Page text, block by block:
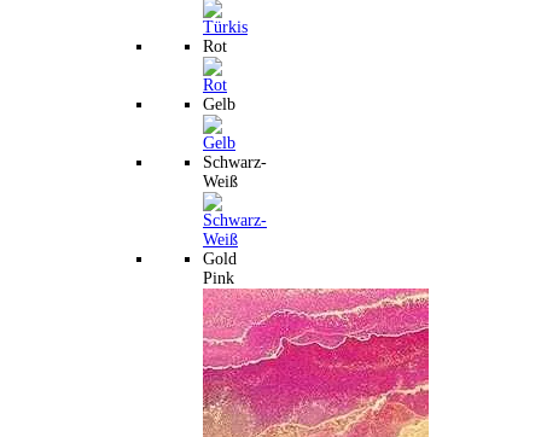
Rot
Gelb
Schwarz-
Weiß
Gold
Pink